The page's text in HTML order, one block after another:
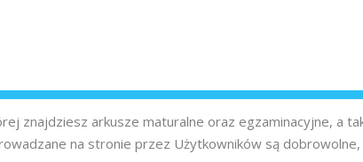
znajdziesz arkusze maturalne oraz egzaminacyjne, a
na stronie przez Użytkowników są dobrowolne,